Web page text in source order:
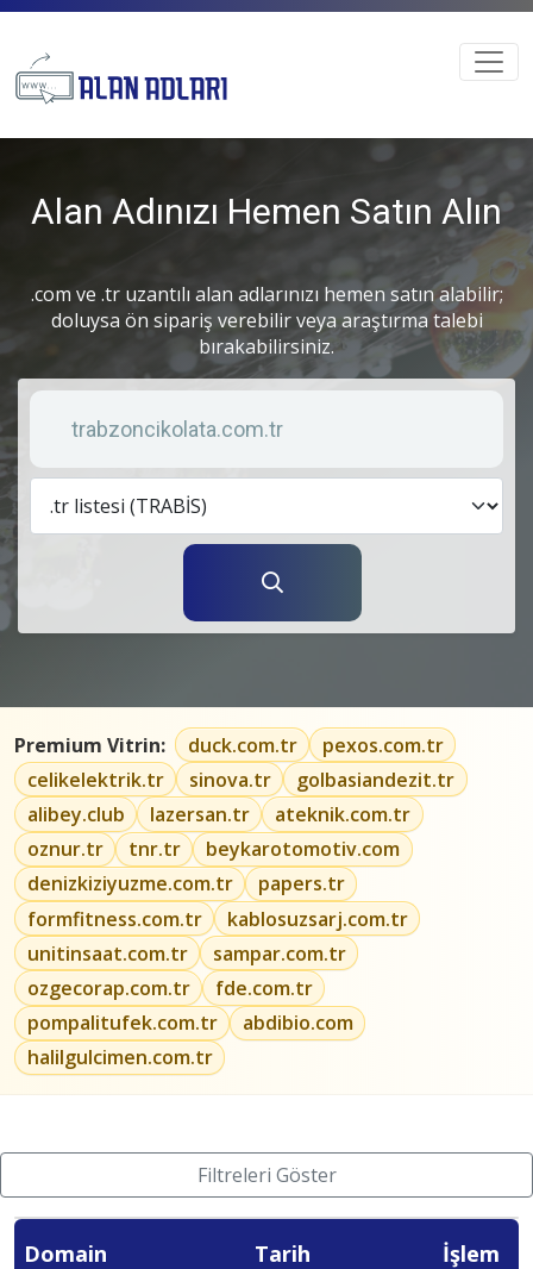
Alan Adınızı Hemen Satın Alın
.com ve .tr uzantılı alan adlarınızı hemen satın alabilir;
doluysa ön sipariş verebilir veya araştırma talebi
bırakabilirsiniz.
Anahtar kelime
Premium Vitrin: duck.com.tr
pexos.com.tr
celikelektrik.tr
sinova.tr
golbasiandezit.tr
alibey.club
lazersan.tr
ateknik.com.tr
oznur.tr
tnr.tr
beykarotomotiv.com
denizkiziyuzme.com.tr
papers.tr
formfitness.com.tr
kablosuzsarj.com.tr
unitinsaat.com.tr
sampar.com.tr
ozgecorap.com.tr
fde.com.tr
pompalitufek.com.tr
abdibio.com
halilgulcimen.com.tr
Filtreleri Göster
Domain Tarih İşlem